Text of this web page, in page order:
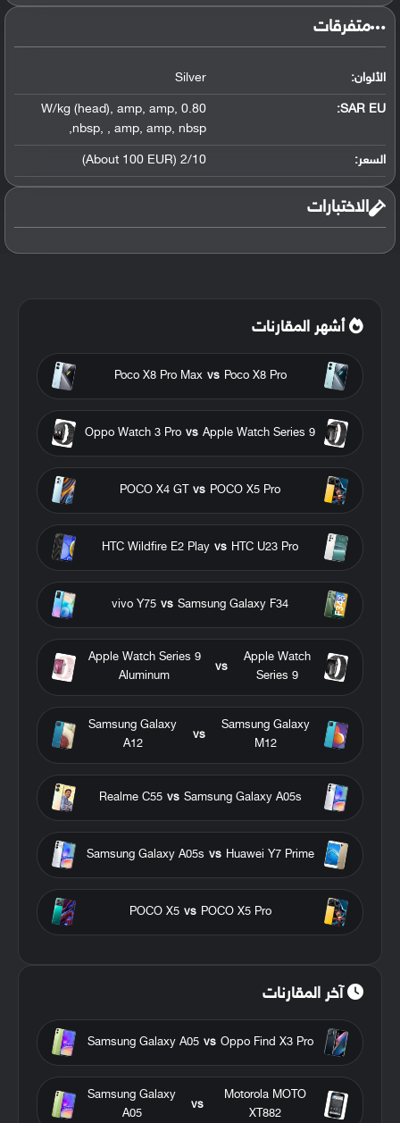
متفرقات
الألوان: Silver
SAR EU:
0.80 W/kg (head)
, amp, amp,
nbsp, , amp, amp, nbsp
,
السعر: 2/10 (About 100 EUR)
الاختبارات
أشهر المقارنات
Poco X8 Pro
vs
Poco X8 Pro Max
Apple Watch Series 9
vs
Oppo Watch 3 Pro
POCO X5 Pro
vs
POCO X4 GT
HTC U23 Pro
vs
HTC Wildfire E2 Play
Samsung Galaxy F34
vs
vivo Y75
Apple Watch
Series 9
vs
Apple Watch Series 9
Aluminum
Samsung Galaxy
M12
vs
Samsung Galaxy
A12
Samsung Galaxy A05s
vs
Realme C55
Huawei Y7 Prime
vs
Samsung Galaxy A05s
POCO X5 Pro
vs
POCO X5
آخر المقارنات
Oppo Find X3 Pro
vs
Samsung Galaxy A05
Motorola MOTO
XT882
vs
Samsung Galaxy
A05